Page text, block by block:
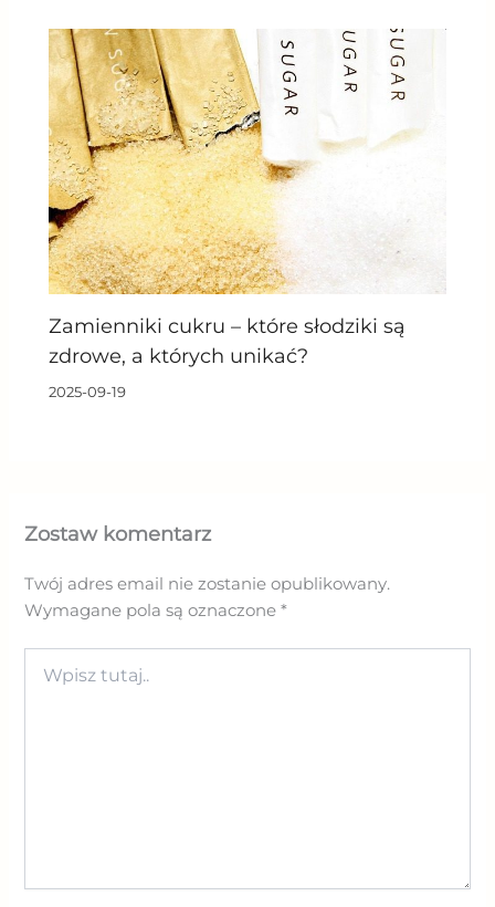
Zamienniki cukru – które słodziki są
zdrowe, a których unikać?
2025-09-19
Zostaw komentarz
Twój adres email nie zostanie opublikowany.
Wymagane pola są oznaczone*
tutaj..